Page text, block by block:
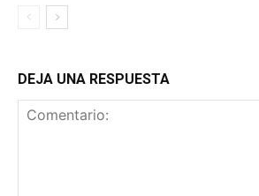
DEJA UNA RESPUESTA